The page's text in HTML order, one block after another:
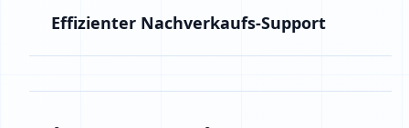
Effizienter Nachverkaufs-Support